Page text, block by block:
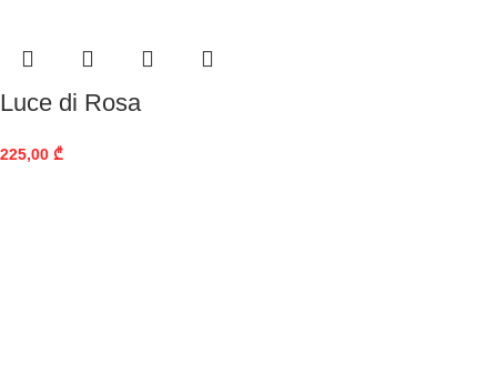
Luce di Rosa
225,00 ₾